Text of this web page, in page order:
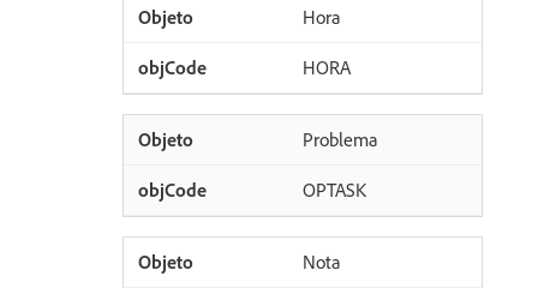
Hora
HORA
Problema
OPTASK
Nota